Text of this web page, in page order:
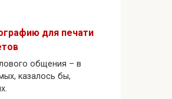
для печати
общения – в
казалось бы,